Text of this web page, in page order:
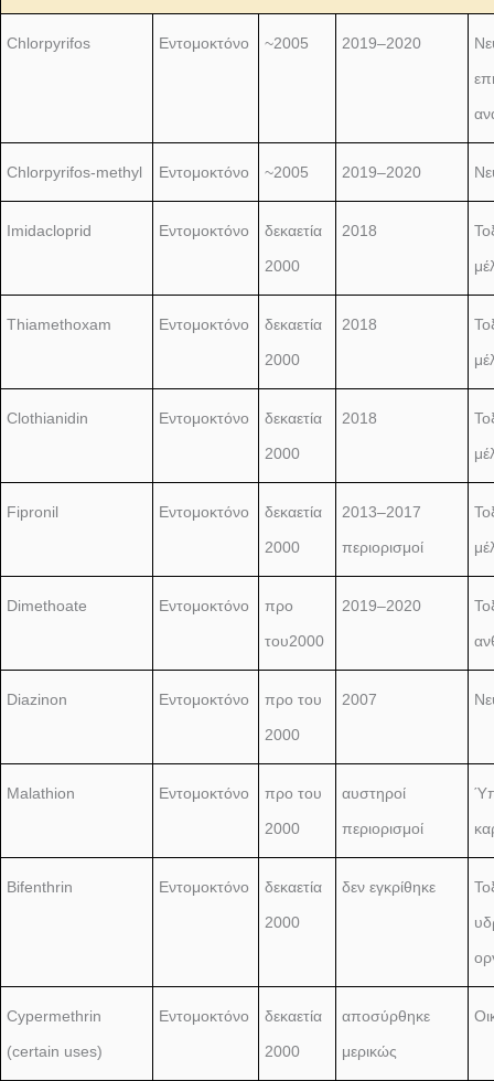
Chlorpyrifos Εντομοκτόνο ~2005 2019–2020
Chlorpyrifos-methyl Εντομοκτόνο ~2005 2019–2020
Imidacloprid Εντομοκτόνο
δεκαετία
2000
2018
Thiamethoxam Εντομοκτόνο
δεκαετία
2000
2018
Clothianidin Εντομοκτόνο
δεκαετία
2000
2018
Fipronil Εντομοκτόνο
δεκαετία
2000
2013–2017
περιορισμοί
Dimethoate Εντομοκτόνο
προ
του2000
2019–2020
Diazinon Εντομοκτόνο
προ του
2000
2007
Malathion Εντομοκτόνο
προ του
2000
αυστηροί
περιορισμοί
Bifenthrin Εντομοκτόνο
δεκαετία
2000
δεν εγκρίθηκε
Cypermethrin
(certain uses)
Εντομοκτόνο
δεκαετία
2000
αποσύρθηκε
μερικώς